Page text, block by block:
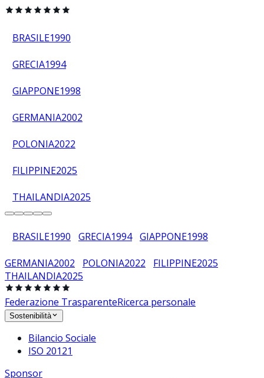
BRASILE1990
GRECIA1994
GIAPPONE1998
GERMANIA2002
POLONIA2022
FILIPPINE2025
THAILANDIA2025
BRASILE1990 GRECIA1994 GIAPPONE1998
GERMANIA2002 POLONIA2022 FILIPPINE2025
THAILANDIA2025
Federazione TrasparenteRicerca personale
Sostenibilità
Bilancio Sociale
ISO 20121
Sponsor